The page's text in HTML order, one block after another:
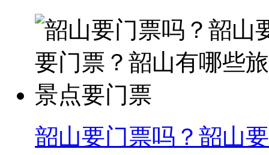
韶山要门票吗？韶山